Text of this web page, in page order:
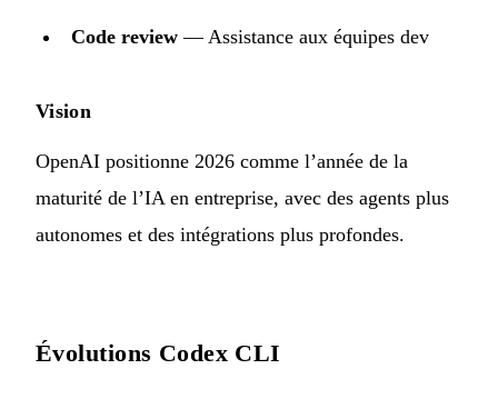
Code review — Assistance aux équipes dev
Vision
OpenAI positionne 2026 comme l’année de la
maturité de l’IA en entreprise, avec des agents plus
autonomes et des intégrations plus profondes.
Évolutions Codex CLI